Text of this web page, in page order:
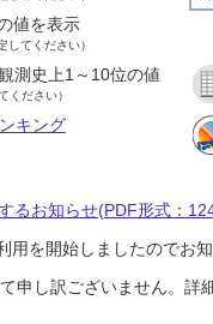
値を表示
してください）
測史上1～10位の値
ください）
キング
るお知らせ(PDF形式：
を開始しましたのでお
申し訳ございません。詳